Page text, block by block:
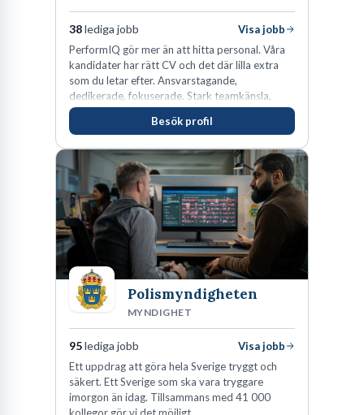
38lediga jobb
Visa jobb
PerformIQ gör mer än att hitta personal. Våra
kandidater har rätt CV och det där lilla extra
som du letar efter. Ansvarstagande,
dedikerade, fokuserade. Stark teamkänsla,
vinnarinstinkt och hälsomedvetna. Vi kallar det
för idrottens egenskaper.
Besök profil
Polismyndigheten
MYNDIGHET
95lediga jobb
Visa jobb
Ett uppdrag att göra hela Sverige tryggt och
säkert. Ett Sverige som ska vara tryggare
imorgon än idag. Tillsammans med 41 000